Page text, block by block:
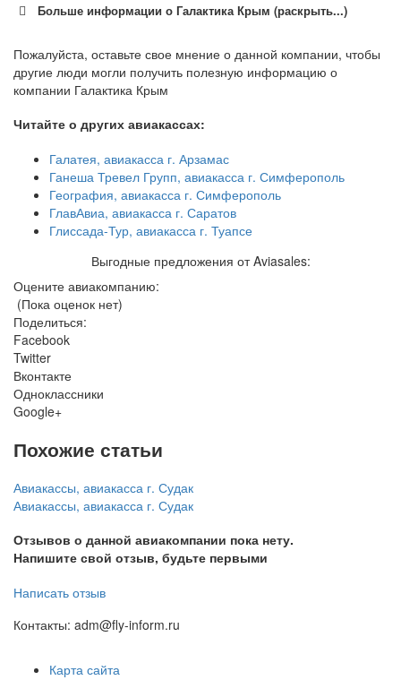
Больше информации о Галактика Крым (раскрыть...)
Пожалуйста, оставьте свое мнение о данной компании, чтобы
другие люди могли получить полезную информацию о
компании Галактика Крым
Читайте о других авиакассах:
Галатея, авиакасса г. Арзамас
Ганеша Тревел Групп, авиакасса г. Симферополь
География, авиакасса г. Симферополь
ГлавАвиа, авиакасса г. Саратов
Глиссада-Тур, авиакасса г. Туапсе
Выгодные предложения от Aviasales:
Оцените авиакомпанию:
(Пока оценок нет)
Поделиться:
Facebook
Twitter
Вконтакте
Одноклассники
Google+
Похожие статьи
Авиакассы, авиакасса г. Судак
Авиакассы, авиакасса г. Судак
Отзывов о данной авиакомпании пока нету.
Напишите свой отзыв, будьте первыми
Написать отзыв
Контакты: adm@fly-inform.ru
Карта сайта